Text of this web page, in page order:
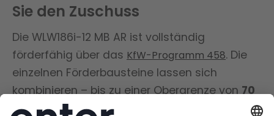
Sie den Zuschuss
Die WLW186i-12 MB AR ist vollständig
förderfähig über das KfW-Programm 458. Die
einzelnen Förderbausteine lassen sich
kombinieren – bis zu einer Obergrenze von70
%: